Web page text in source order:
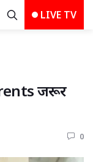
LIVE TV
जरूर
0